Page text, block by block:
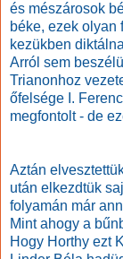
és mészárosok
béke, ezek olyan
kezükben
Arról sem
Trianonhoz
őfelsége I.
megfontolt - de
Aztán
után elkezdtük
folyamán már
Mint ahogy a
Hogy Horthy ezt